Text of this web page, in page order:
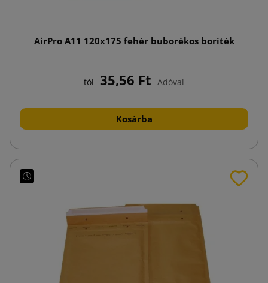
AirPro A11 120x175 fehér buborékos boríték
tól 35,56 Ft Adóval
Kosárba